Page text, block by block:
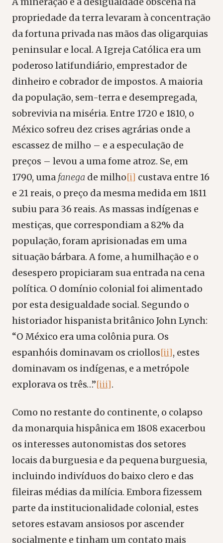
propriedade da terra levaram à concentração
da fortuna privada nas mãos das oligarquias
peninsular e local. A Igreja Católica era um
poderoso latifundiário, emprestador de
dinheiro e cobrador de impostos. A maioria
da população, sem-terra e desempregada,
sobrevivia na miséria. Entre 1720 e 1810, o
México sofreu dez crises agrárias onde a
escassez de milho – e a especulação de
preços – levou a uma fome atroz. Se, em
1790, uma fanega de milho[i] custava entre 16
e 21 reais, o preço da mesma medida em 1811
subiu para 36 reais. As massas indígenas e
mestiças, que correspondiam a 82% da
população, foram aprisionadas em uma
situação bárbara. A fome, a humilhação e o
desespero propiciaram sua entrada na cena
política. O domínio colonial foi alimentado
por esta desigualdade social. Segundo o
historiador hispanista britânico John Lynch:
“O México era uma colônia pura. Os
espanhóis dominavam os criollos[ii], estes
dominavam os indígenas, e a metrópole
explorava os três…”[iii].
Como no restante do continente, o colapso
da monarquia hispânica em 1808 exacerbou
os interesses autonomistas dos setores
locais da burguesia e da pequena burguesia,
incluindo indivíduos do baixo clero e das
fileiras médias da milícia. Embora fizessem
parte da institucionalidade colonial, estes
setores estavam ansiosos por ascender
socialmente e tinham um contato mais